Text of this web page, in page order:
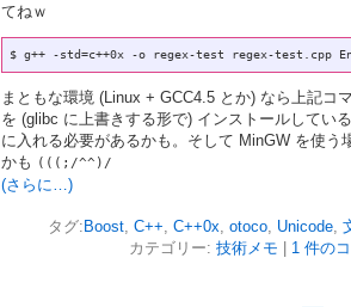
てねｗ
まともな環境 (Linux + GCC4.5 とか) なら上記コ
を (glibc に上書きする形で) インストールしてい
に入れる必要があるかも。そして MinGW を使う
かも
(((;/^^)/
(さらに…)
タグ: Boost, C++, C++0x, otoco, Unicode,
カテゴリー: 技術メモ 1 件の